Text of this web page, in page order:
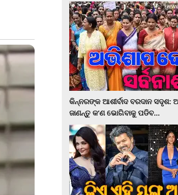
କିନ୍ନରଙ୍କ ଆଶୀର୍ବାଦ ବରଦାନ ସଦୃଶ:
ଜାଣନ୍ତୁ କ’ଣ ଭୋଗିବାକୁ ପଡିବ...